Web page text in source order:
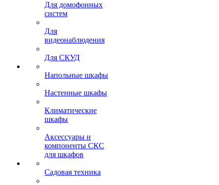
Для домофонных
систем
Для
видеонаблюдения
Для СКУД
Напольные шкафы
Настенные шкафы
Климатические
шкафы
Аксессуары и
компоненты СКС
для шкафов
Садовая техника